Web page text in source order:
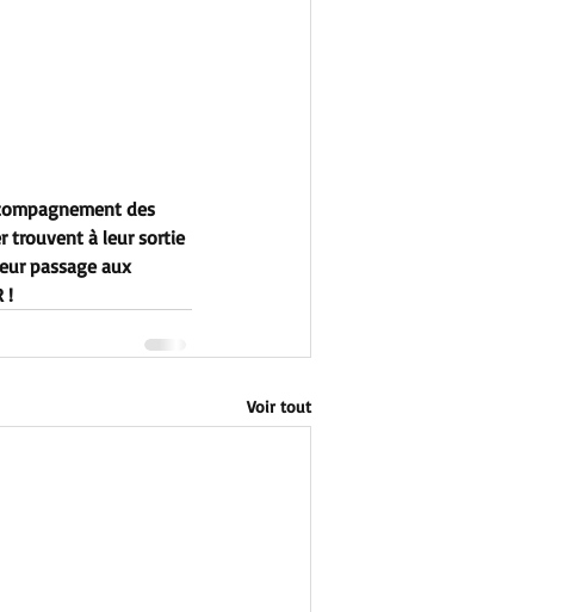
des
trouvent à leur sortie
passage aux
!
Voir tout